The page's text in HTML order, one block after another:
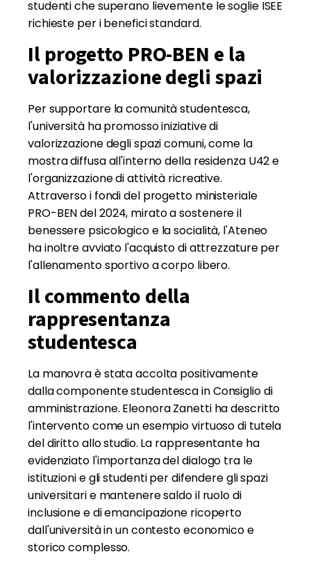
studenti che superano lievemente le soglie ISEE
richieste per i benefici standard.
Il progetto PRO-BEN e la
valorizzazione degli spazi
Per supportare la comunità studentesca,
l'università ha promosso iniziative di
valorizzazione degli spazi comuni, come la
mostra diffusa all'interno della residenza U42 e
l'organizzazione di attività ricreative.
Attraverso i fondi del progetto ministeriale
PRO-BEN del 2024, mirato a sostenere il
benessere psicologico e la socialità, l'Ateneo
ha inoltre avviato l'acquisto di attrezzature per
l'allenamento sportivo a corpo libero.
Il commento della
rappresentanza
studentesca
La manovra è stata accolta positivamente
dalla componente studentesca in Consiglio di
amministrazione. Eleonora Zanetti ha descritto
l'intervento come un esempio virtuoso di tutela
del diritto allo studio. La rappresentante ha
evidenziato l'importanza del dialogo tra le
istituzioni e gli studenti per difendere gli spazi
universitari e mantenere saldo il ruolo di
inclusione e di emancipazione ricoperto
dall'università in un contesto economico e
storico complesso.